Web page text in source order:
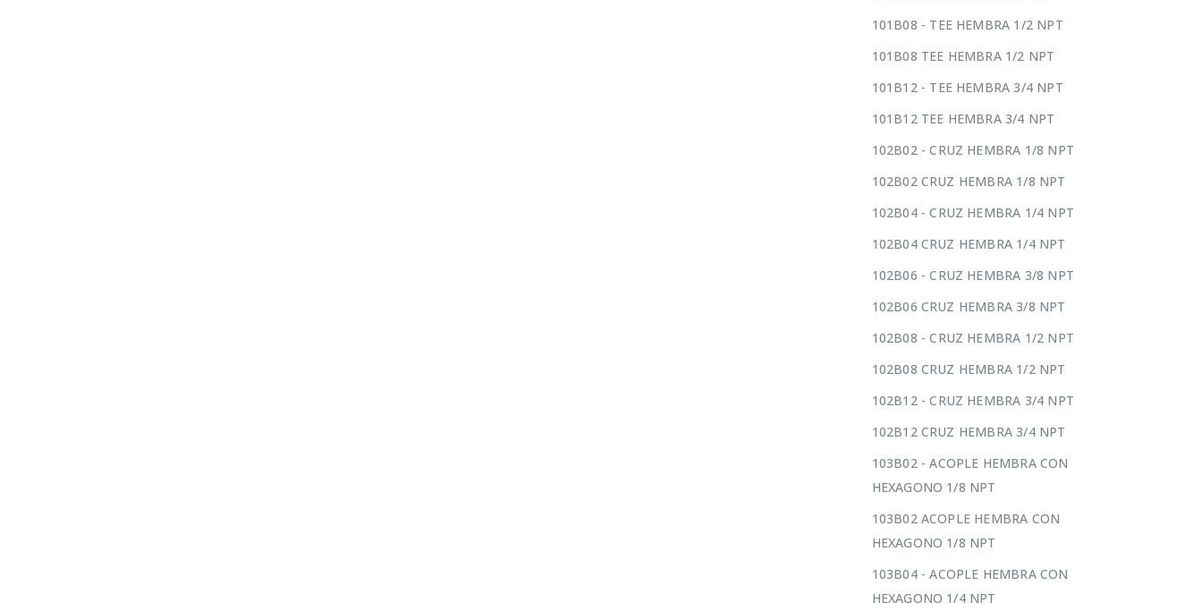
101B08 - TEE HEMBRA 1/2 NPT
101B08 TEE HEMBRA 1/2 NPT
101B12 - TEE HEMBRA 3/4 NPT
101B12 TEE HEMBRA 3/4 NPT
102B02 - CRUZ HEMBRA 1/8 NPT
102B02 CRUZ HEMBRA 1/8 NPT
102B04 - CRUZ HEMBRA 1/4 NPT
102B04 CRUZ HEMBRA 1/4 NPT
102B06 - CRUZ HEMBRA 3/8 NPT
102B06 CRUZ HEMBRA 3/8 NPT
102B08 - CRUZ HEMBRA 1/2 NPT
102B08 CRUZ HEMBRA 1/2 NPT
102B12 - CRUZ HEMBRA 3/4 NPT
102B12 CRUZ HEMBRA 3/4 NPT
103B02 - ACOPLE HEMBRA CON
HEXAGONO 1/8 NPT
103B02 ACOPLE HEMBRA CON
HEXAGONO 1/8 NPT
103B04 - ACOPLE HEMBRA CON
HEXAGONO 1/4 NPT